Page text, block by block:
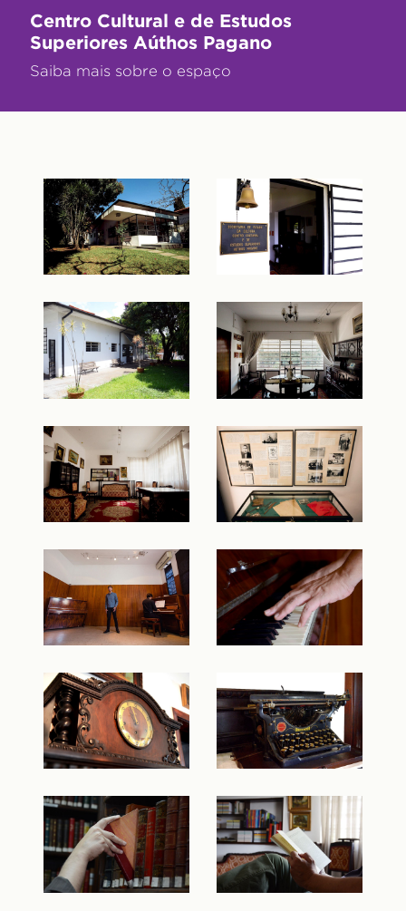
Centro Cultural e de Estudos
Superiores Aúthos Pagano
Saiba mais sobre o espaço